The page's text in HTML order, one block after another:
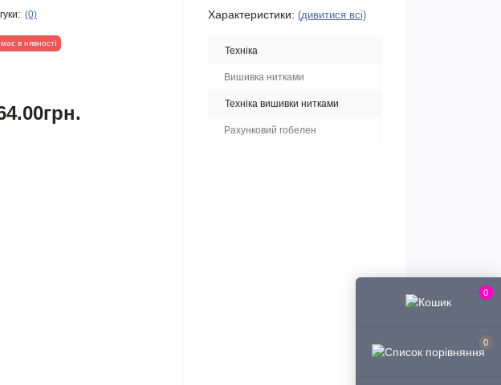
0
0
(0)
в нявності
Характеристики: (дивитися всі)
Техніка
Вишивка нитками
Техніка вишивки нитками
Рахунковий гобелен